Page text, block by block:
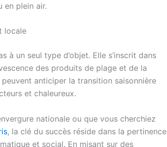
en plein air.
locale
à un seul type d’objet. Elle s’inscrit dans
des produits de plage et de la
anticiper la transition saisonnière
et chaleureux.
nationale ou que vous cherchiez
, la clé du succès réside dans la pertinence
et social. En misant sur des